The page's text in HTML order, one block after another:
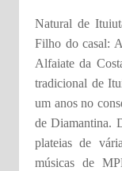
Natural de
Filho do casal:
Alfaiate da
tradicional de
um anos no
de Diamantina.
plateias de
músicas de